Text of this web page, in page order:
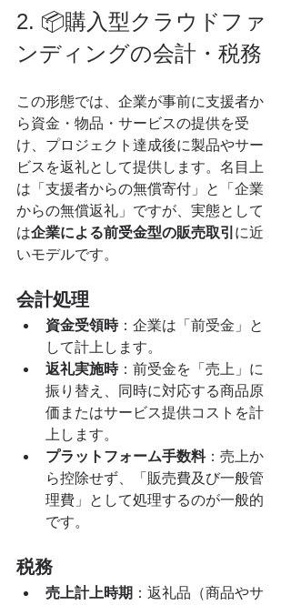
2. 📦購入型クラウドファ
ンディングの会計・税務
この形態では、企業が事前に支援者か
ら資金・物品・サービスの提供を受
け、プロジェクト達成後に製品やサー
ビスを返礼として提供します。名目上
は「支援者からの無償寄付」と「企業
からの無償返礼」ですが、実態として
は企業による前受金型の販売取引 に近
いモデルです。
会計処理
資金受領時：企業は「前受金」と
して計上します。
返礼実施時：前受金を「売上」に
振り替え、同時に対応する商品原
価またはサービス提供コストを計
上します。
プラットフォーム手数料：売上か
ら控除せず、「販売費及び一般管
理費」として処理するのが一般的
です。
税務
売上計上時期 ：返礼品（商品やサ